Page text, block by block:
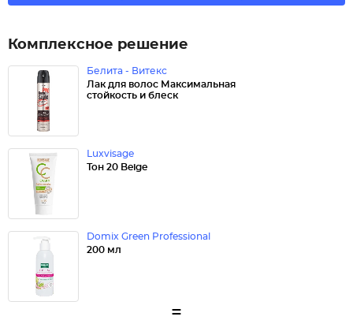
Комплексное решение
Белита - Витекс
Лак для волос Максимальная
стойкость и блеск
Luxvisage
Тон 20 Beige
Domix Green Professional
200 мл
=